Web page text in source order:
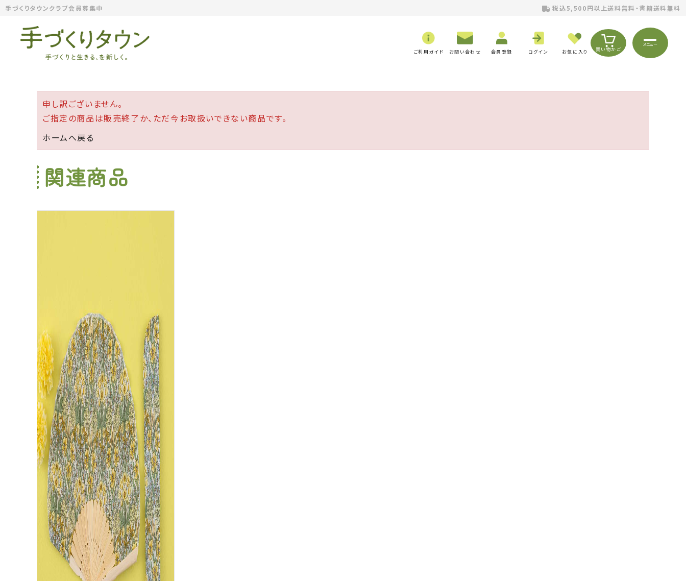
手づくりタウンクラブ会員募集中 税込5,500円以上送料無料・書籍送料無料
ご利用ガイド お問い合わせ 会員登録 ログイン お気に入り 買い物かご
メニュー
申し訳ございません。
ご指定の商品は販売終了か、ただ今お取扱いできない商品です。
ホームへ戻る
関連商品